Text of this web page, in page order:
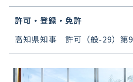
許可・登録・免許
高知県知事 許可（般-29）第